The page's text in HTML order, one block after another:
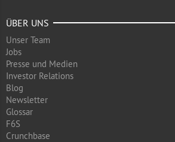
ÜBER UNS
Unser Team
Jobs
Presse und Medien
Investor Relations
Blog
Newsletter
Glossar
F6S
Crunchbase